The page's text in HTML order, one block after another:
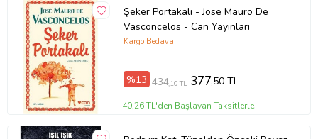
Şeker Portakalı - Jose Mauro De
Vasconcelos - Can Yayınları
Kargo Bedava
%13 434,10 TL 377,50 TL
40,26 TL'den Başlayan Taksitlerle